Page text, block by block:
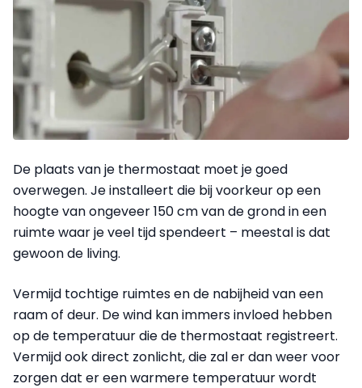
De plaats van je thermostaat moet je goed
overwegen. Je installeert die bij voorkeur op een
hoogte van ongeveer 150 cm van de grond in een
ruimte waar je veel tijd spendeert – meestal is dat
gewoon de living.
Vermijd tochtige ruimtes en de nabijheid van een
raam of deur. De wind kan immers invloed hebben
op de temperatuur die de thermostaat registreert.
Vermijd ook direct zonlicht, die zal er dan weer voor
zorgen dat er een warmere temperatuur wordt